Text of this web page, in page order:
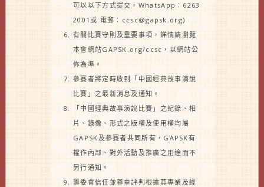
可以以下方式提交，WhatsApp︰6263
2001或 電郵︰ccsc@gapsk.org)
有關比賽守則及重要事項，詳情請瀏覽
本會網站GAPSK.org/ccsc，以網站公
佈為準。
參賽者將定時收到「中國經典故事演說
比賽」之最新消息及通知。
「中國經典故事演說比賽」之紀錄、相
片、錄像、形式之版權及使用權均屬
GAPSK及參賽者共同所有，GAPSK有
權作內部、對外活動及推廣之用途而不
另行通知。
籌委會信任並尊重評判根據其專業及經